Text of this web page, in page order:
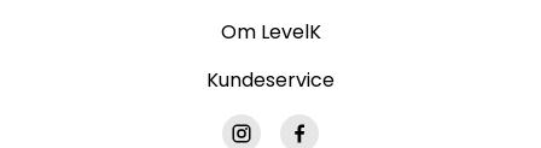
Om LevelK
Kundeservice